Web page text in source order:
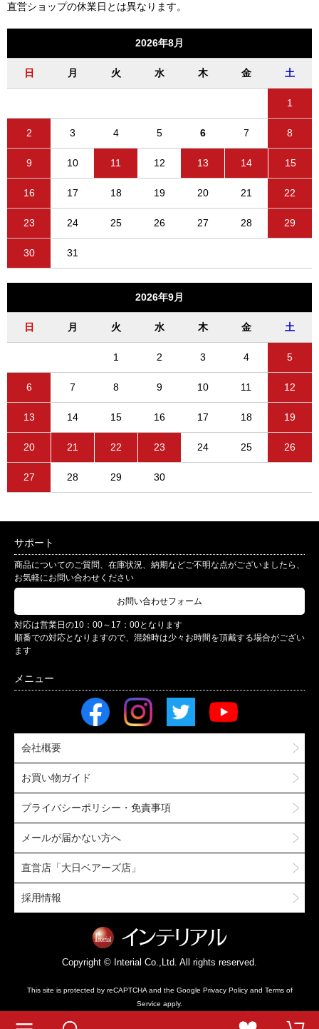
直営ショップの休業日とは異なります。
2026年8月
日 月 火 水 木 金 土
1
2 3 4 5 6 7 8
9 10 11 12 13 14 15
16 17 18 19 20 21 22
23 24 25 26 27 28 29
30 31
2026年9月
日 月 火 水 木 金 土
1 2 3 4 5
6 7 8 9 10 11 12
13 14 15 16 17 18 19
20 21 22 23 24 25 26
27 28 29 30
サポート
商品についてのご質問、在庫状況、納期などご不明な点がございましたら、
お気軽にお問い合わせください
お問い合わせフォーム
対応は営業日の10：00～17：00となります
順番での対応となりますので、混雑時は少々お時間を頂戴する場合がござい
ます
会社概要
お買い物ガイド
プライバシーポリシー・免責事項
メールが届かない方へ
直営店「大日ベアーズ店」
採用情報
Copyright © Interial Co.,Ltd. All rights reserved.
This site is protected by reCAPTCHA and the Google Privacy Policyand Terms of
Service apply.